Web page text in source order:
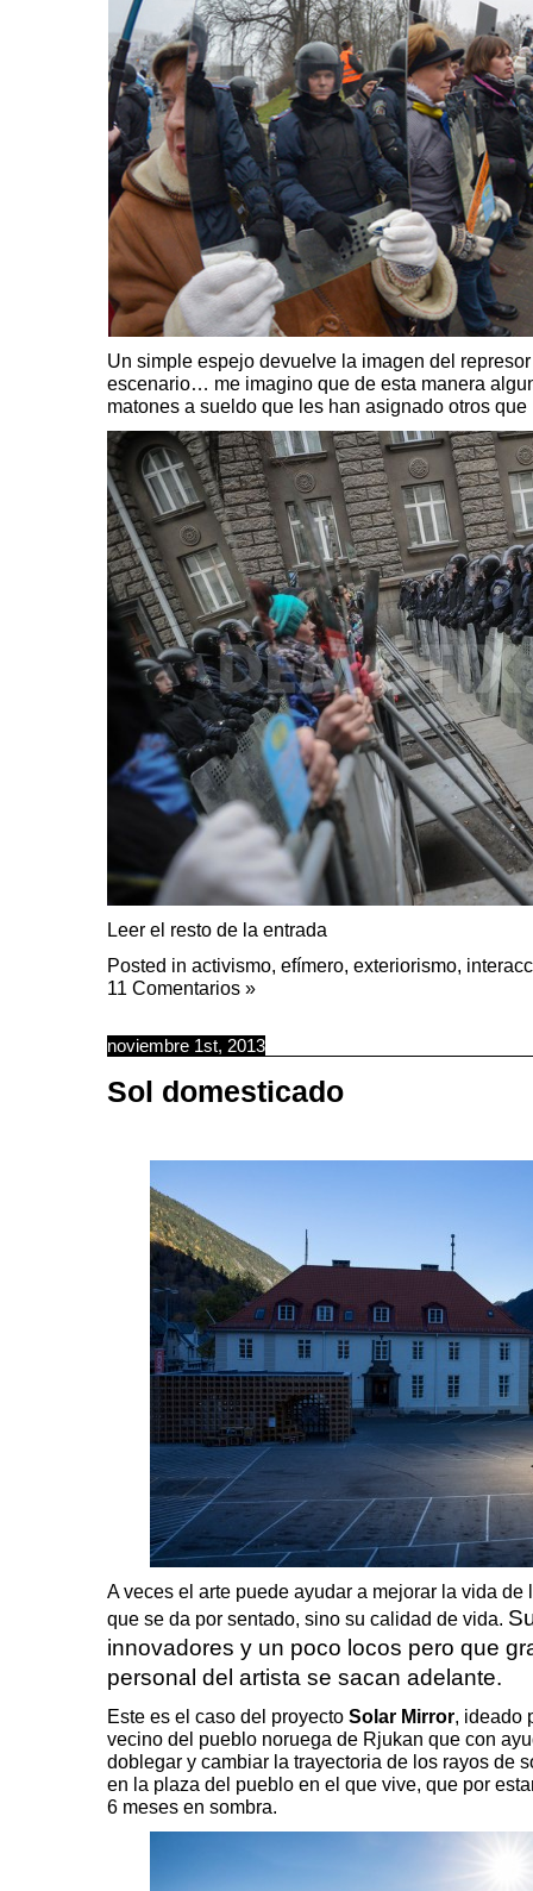
Un simple espejo devuelve la imagen del
escenario… me imagino que de esta manera
matones a sueldo que les han asignado otros
Leer el resto de la entrada
Posted in activismo, efímero, exteriorismo,
11 Comentarios »
noviembre 1st, 2013
Sol domesticado
A veces el arte puede ayudar a mejorar la vida
que se da por sentado, sino su calidad de vida.
innovadores y un poco locos pero que
personal del artista se sacan adelante.
Este es el caso del proyecto Solar Mirror, ideado
vecino del pueblo noruega de Rjukan que con
doblegar y cambiar la trayectoria de los rayos de
en la plaza del pueblo en el que vive, que por
6 meses en sombra.